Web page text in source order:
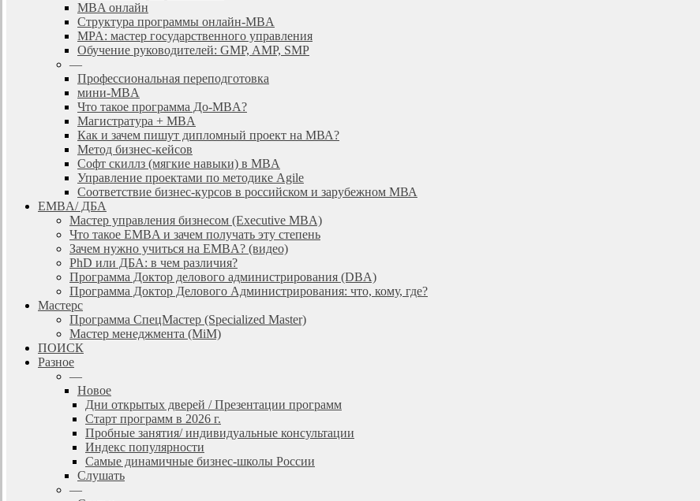
MBA онлайн
Cтруктура программы онлайн-MBA
MPA: мастер государственного управления
Обучение руководителей: GMP, AMP, SMP
—
Профессиональная переподготовка
мини-MBA
Что такое программа До-MBA?
Магистратура + MBA
Как и зачем пишут дипломный проект на МВА?
Метод бизнес-кейсов
Софт скиллз (мягкие навыки) в MBA
Управление проектами по методике Agile
Соответствие бизнес-курсов в российском и зарубежном МВА
EMBA/ ДБA
Мастер управления бизнесом (Executive MBA)
Что такое EMBA и зачем получать эту степень
Зачем нужно учиться на EMBA? (видео)
PhD или ДБА: в чем различия?
Программа Доктор делового администрирования (DBА)
Программа Доктор Делового Администрирования: что, кому, где?
Мастерс
Программа СпецМастер (Specialized Master)
Мастер менеджмента (MiM)
ПОИСК
Разное
—
Новое
Дни открытых дверей / Презентации программ
Старт программ в 2026 г.
Пробные занятия/ индивидуальные консультации
Индекс популярности
Самые динамичные бизнес-школы России
Слушать
—